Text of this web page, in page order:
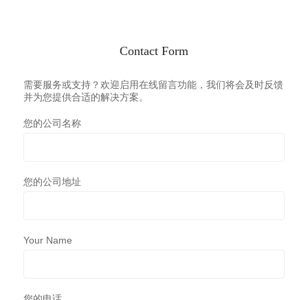
Contact Form
需要服务或支持？欢迎启用在线留言功能，我们将会及时反馈
并为您提供合适的解决方案。
您的公司名称
您的公司地址
Your Name